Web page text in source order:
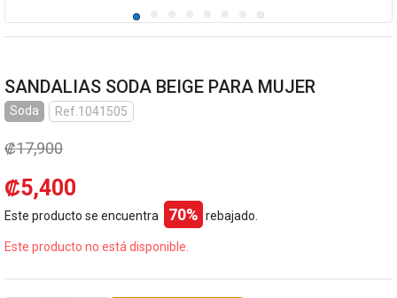
SANDALIAS SODA BEIGE PARA MUJER
Soda Ref.1041505
₡17,900
₡5,400
Este producto se encuentra 70% rebajado.
Este producto no está disponible.